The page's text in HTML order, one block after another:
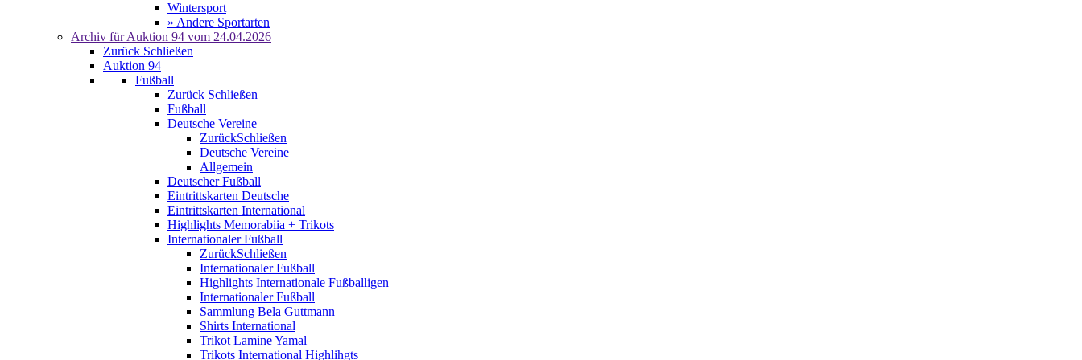
Wintersport
» Andere Sportarten
Archiv für Auktion 94 vom 24.04.2026
Zurück Schließen
Auktion 94
Fußball
Zurück Schließen
Fußball
Deutsche Vereine
ZurückSchließen
Deutsche Vereine
Allgemein
Deutscher Fußball
Eintrittskarten Deutsche
Eintrittskarten International
Highlights Memorabiia + Trikots
Internationaler Fußball
ZurückSchließen
Internationaler Fußball
Highlights Internationale Fußballigen
Internationaler Fußball
Sammlung Bela Guttmann
Shirts International
Trikot Lamine Yamal
Trikots International Highlihgts